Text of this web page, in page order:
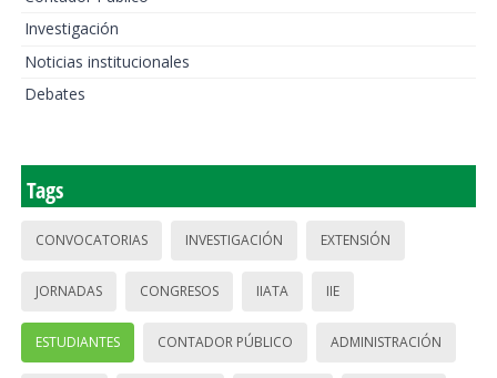
Investigación
Noticias institucionales
Debates
Tags
CONVOCATORIAS INVESTIGACIÓN EXTENSIÓN
JORNADAS CONGRESOS IIATA IIE
ESTUDIANTES CONTADOR PÚBLICO ADMINISTRACIÓN